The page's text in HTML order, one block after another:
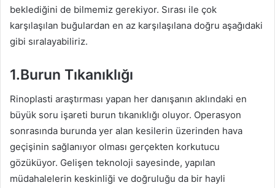
beklediğini de bilmemiz gerekiyor. Sırası ile çok
karşılaşılan buğulardan en az karşılaşılana doğru aşağıdaki
gibi sıralayabiliriz.
1.Burun Tıkanıklığı
Rinoplasti araştırması yapan her danışanın aklındaki en
büyük soru işareti burun tıkanıklığı oluyor. Operasyon
sonrasında burunda yer alan kesilerin üzerinden hava
geçişinin sağlanıyor olması gerçekten korkutucu
gözüküyor. Gelişen teknoloji sayesinde, yapılan
müdahalelerin keskinliği ve doğruluğu da bir hayli